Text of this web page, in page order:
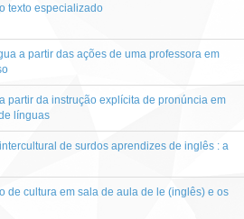
texto especializado
a partir das ações de uma professora em
partir da instrução explícita de pronúncia em
línguas
de surdos aprendizes de inglês : a
de cultura em sala de aula de le (inglês) e os